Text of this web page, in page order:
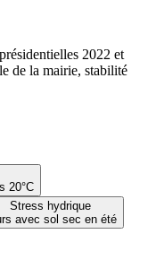
20°C
Stress hydrique
avec sol sec en été
2022 et
de la mairie, stabilité